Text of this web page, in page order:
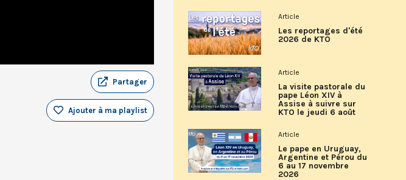
Partager
Ajouter à ma playlist
Article
Les reportages d'été
2026 de KTO
Article
La visite pastorale du
pape Léon XIV à
Assise à suivre sur
KTO le jeudi 6 août
Article
Le pape en Uruguay,
Argentine et Pérou du
6 au 17 novembre
2026